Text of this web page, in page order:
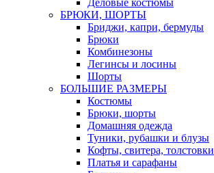
Деловые костюмы
БРЮКИ, ШОРТЫ
Бриджи, капри, бермуды
Брюки
Комбинезоны
Легинсы и лосины
Шорты
БОЛЬШИЕ РАЗМЕРЫ
Костюмы
Брюки, шорты
Домашняя одежда
Туники, рубашки и блузы
Кофты, свитера, толстовки
Платья и сарафаны